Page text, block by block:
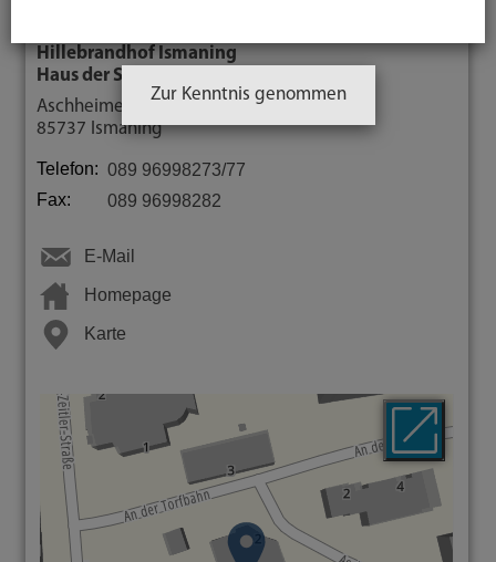
Hillebrandhof Ismaning
Haus der Senioren
Aschheimer Straße 2
85737 Ismaning
Telefon: 089 96998273/77
Fax:
089 96998282
E-Mail
Homepage
Karte
Zur Kenntnis genommen